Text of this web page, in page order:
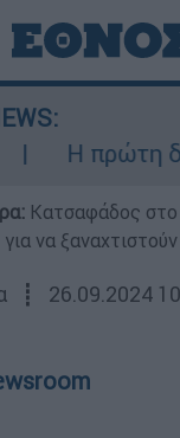
Η πρώτη
Κατσαφάδος
να
┋ 26.09.2024